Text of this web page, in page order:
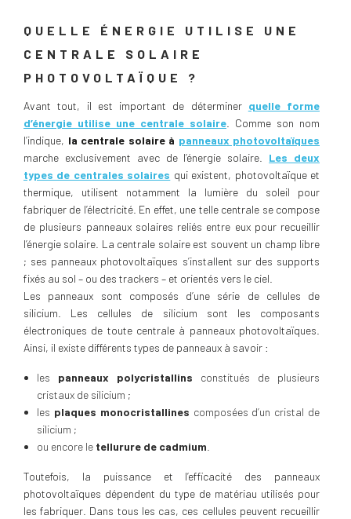
QUELLE ÉNERGIE UTILISE UNE
CENTRALE SOLAIRE
PHOTOVOLTAÏQUE ?
Avant tout, il est important de déterminer quelle forme
d’énergie utilise une centrale solaire . Comme son nom
l’indique, la centrale solaire à panneaux photovoltaïques
marche exclusivement avec de l’énergie solaire. Les deux
types de centrales solaires qui existent, photovoltaïque et
thermique, utilisent notamment la lumière du soleil pour
fabriquer de l’électricité. En effet, une telle centrale se compose
de plusieurs panneaux solaires reliés entre eux pour recueillir
l’énergie solaire. La centrale solaire est souvent un champ libre
; ses panneaux photovoltaïques s’installent sur des supports
fixés au sol – ou des trackers – et orientés vers le ciel.
Les panneaux sont composés d’une série de cellules de
silicium. Les cellules de silicium sont les composants
électroniques de toute centrale à panneaux photovoltaïques.
Ainsi, il existe différents types de panneaux à savoir :
les panneaux polycristallins constitués de plusieurs
cristaux de silicium ;
les plaques monocristallines composées d’un cristal de
silicium ;
ou encore le tellurure de cadmium
Toutefois, la puissance et l’efficacité des panneaux
photovoltaïques dépendent du type de matériau utilisés pour
les fabriquer. Dans tous les cas, ces cellules peuvent recueillir